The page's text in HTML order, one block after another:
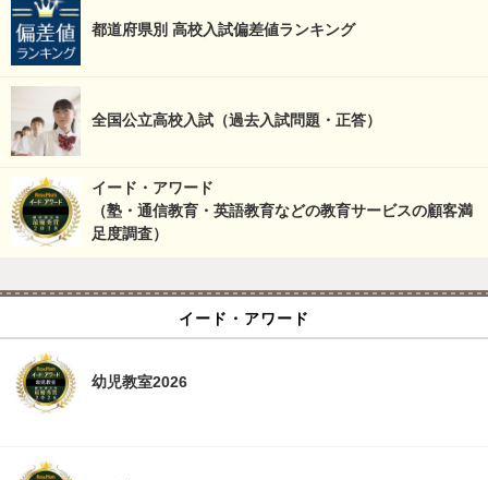
都道府県別 高校入試偏差値ランキング
全国公立高校入試（過去入試問題・正答）
イード・アワード
（塾・通信教育・英語教育などの教育サービスの顧客満
足度調査）
イード・アワード
幼児教室2026